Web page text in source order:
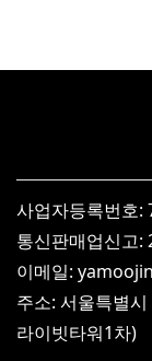
사업자등록번호:
통신판매업신고:
이메일:
주소: 서울특별
라이빗타워1차)